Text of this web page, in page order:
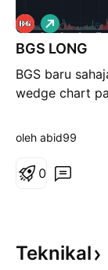
BGS LONG
BGS baru
wedge chart
P
a
n
a
g
oleh abid99
0
Teknikal